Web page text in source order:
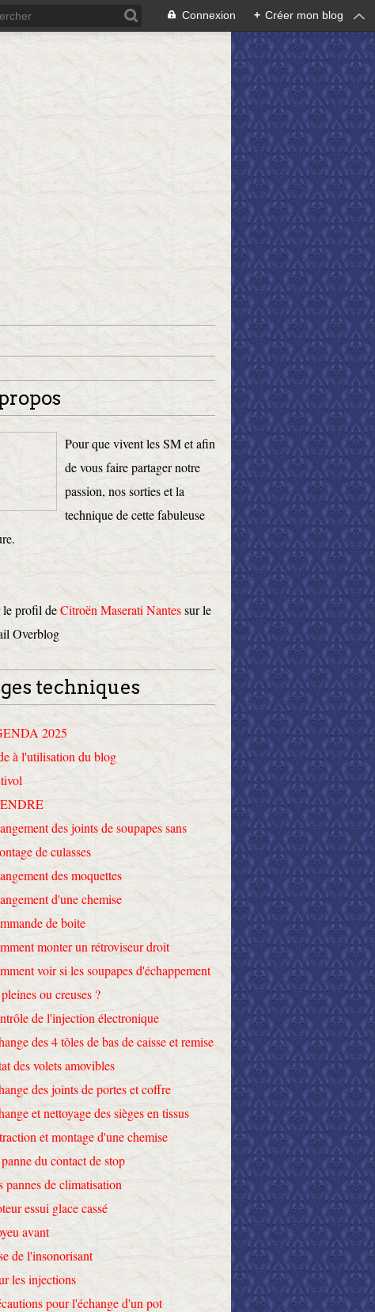
Connexion + Créer mon blog
Pour que vivent les SM et afin
de vous faire partager notre
passion, nos sorties et la
technique de cette fabuleuse
profil deCitroën Maserati Nantessur le
Overblog
techniques
2025
à l'utilisation du blog
des joints de soupapes sans
de culasses
des moquettes
d'une chemise
de boite
monter un rétroviseur droit
voir si les soupapes d'échappement
ou creuses ?
de l'injection électronique
des 4 tôles de bas de caisse et remise
des volets amovibles
des joints de portes et coffre
et nettoyage des sièges en tissus
et montage d'une chemise
du contact de stop
pannes de climatisation
essui glace cassé
avant
de l'insonorisant
les injections
pour l'échange d'un pot